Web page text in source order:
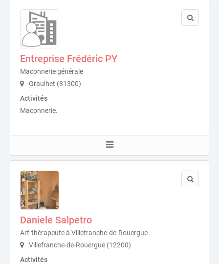
Entreprise Frédéric PY
Maçonnerie générale
Graulhet (81300)
Activités
Maconnerie.
Daniele Salpetro
Art-thérapeute à Villefranche-de-Rouergue
Villefranche-de-Rouergue (12200)
Activités